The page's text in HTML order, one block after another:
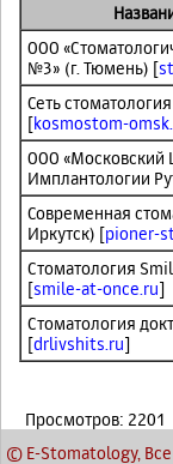
ООО
№3» (г. Тюмень) [
Сеть
[kosmostom-
ООО «Московский
Имплантологии
Современная
Иркутск) [pioner-
Стоматология
[smile-at-once.ru]
Стоматология
[drlivshits.ru]
Просмотров: 2201
© E-Stomatology,